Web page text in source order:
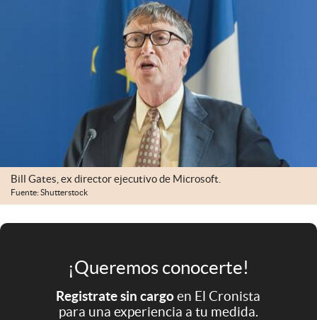
abre en nueva pestaña
Argentina
Bill Gates, ex director ejecutivo de Microsoft.
Fuente: Shutterstock
¡Queremos conocerte!
Registrate sin cargoen El Cronista
para una experiencia a tu medida.